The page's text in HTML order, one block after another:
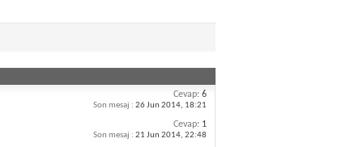
Cevap: 6
Son mesaj : 26 Jun 2014, 18:21
Cevap: 1
Son mesaj : 21 Jun 2014, 22:48